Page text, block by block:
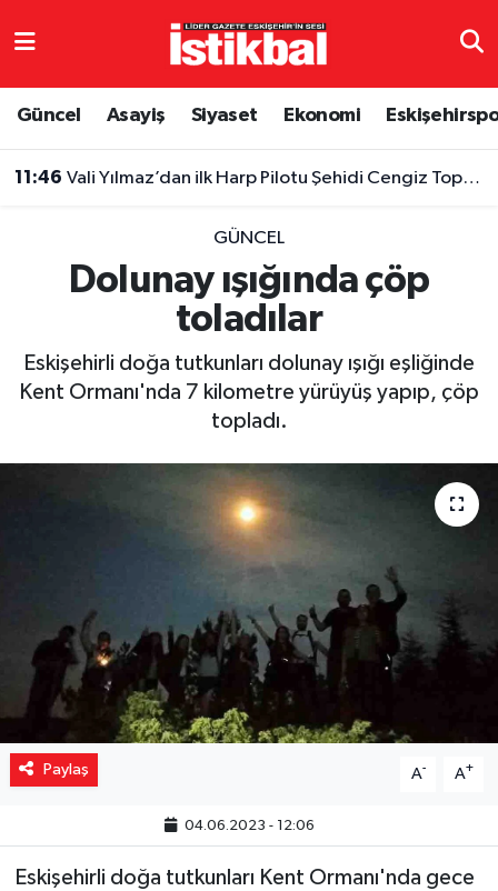
Güncel Asayiş Siyaset Ekonomi
11:46 Vali Yılmaz’dan ilk Harp Pilotu Şehidi Cengiz Topel’i anma mesajı
GÜNCEL
Dolunay ışığında çöp
toladılar
Eskişehirli doğa tutkunları dolunay ışığı eşliğinde
Kent Ormanı'nda 7 kilometre yürüyüş yapıp, çöp
topladı.
Paylaş A- A+
04.06.2023 - 12:06
Eskişehirli doğa tutkunları Kent Ormanı'nda gece
Eskişehirspor
Eğitim
Eskişehir Nöbetçi Eczaneler
TFF 3.Lig 4.Grup Puan Durumu ve Fikstür
Tüm Manşetler
Son Dakika Haberleri